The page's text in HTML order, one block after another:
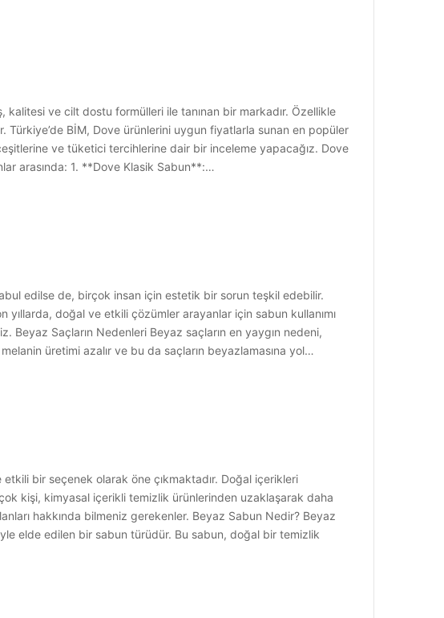
kalitesi ve cilt dostu formülleri ile tanınan bir markadır. Özellikle
Türkiye’de BİM, Dove ürünlerini uygun fiyatlarla sunan en popüler
ve tüketici tercihlerine dair bir inceleme yapacağız. Dove
arasında: 1. **Dove Klasik Sabun**:…
edilse de, birçok insan için estetik bir sorun teşkil edebilir.
doğal ve etkili çözümler arayanlar için sabun kullanımı
Saçların Nedenleri Beyaz saçların en yaygın nedeni,
üretimi azalır ve bu da saçların beyazlamasına yol…
bir seçenek olarak öne çıkmaktadır. Doğal içerikleri
kişi, kimyasal içerikli temizlik ürünlerinden uzaklaşarak daha
hakkında bilmeniz gerekenler. Beyaz Sabun Nedir? Beyaz
elde edilen bir sabun türüdür. Bu sabun, doğal bir temizlik